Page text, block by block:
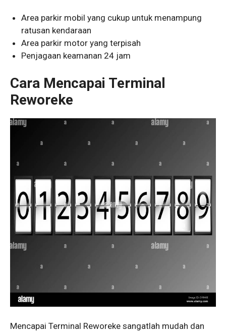
Area parkir mobil yang cukup untuk menampung
ratusan kendaraan
Area parkir motor yang terpisah
Penjagaan keamanan 24 jam
Cara Mencapai Terminal
Reworeke
Mencapai Terminal Reworeke sangatlah mudah dan